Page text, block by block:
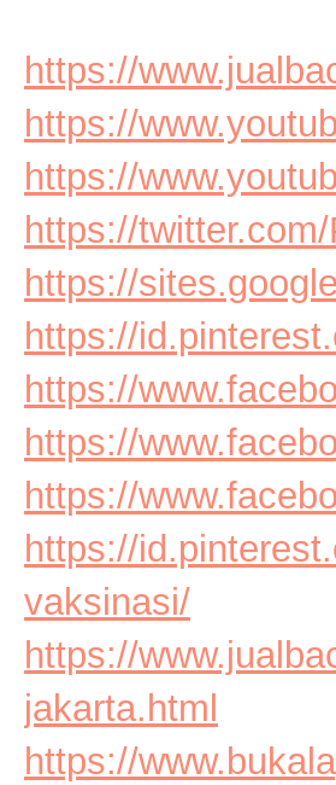
https://
https://
https://
https://
https://
https://
https://
https://
https://
https://
vaksinasi/
https://
jakarta.html
https://